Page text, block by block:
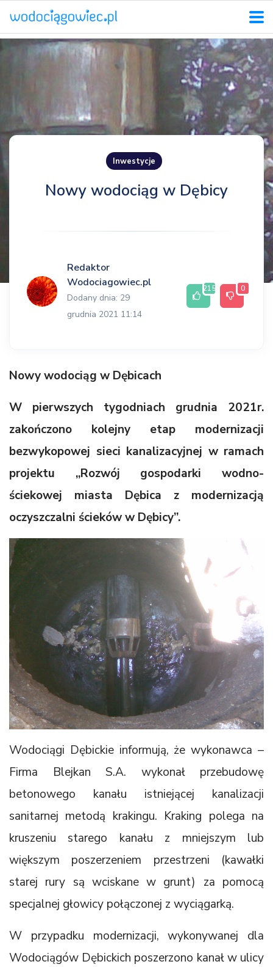
Inwestycje
Nowy wodociąg w Dębicy
Redaktor
Wodociagowiec.pl
Dodany dnia: 29
grudnia 2021 11:14
215 0
Nowy wodociąg w Dębicach
W pierwszych tygodniach grudnia 2021r.
zakończono kolejny etap modernizacji
bezwykopowej sieci kanalizacyjnej w ramach
projektu „Rozwój gospodarki wodno-
ściekowej miasta Dębica z modernizacją
oczyszczalni ścieków w Dębicy”.
Wodociągi Dębickie informują, że wykonawca –
Firma Blejkan S.A. wykonał przebudowę
betonowego kanału istniejącej kanalizacji
sanitarnej metodą krakingu. Kraking polega na
kruszeniu starego kanału z mniejszym lub
większym poszerzeniem przestrzeni (kawałki
starej rury są wciskane w grunt) za pomocą
specjalnej głowicy połączonej z wyciągarką.
W przypadku modernizacji, wykonywanej dla
Wodociągów Dębickich poszerzono kanał w ulicy